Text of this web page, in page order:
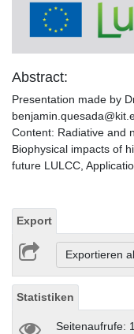
Abstract:
Presentation made by
Content: Radiative and
Biophysical impacts of
future LULCC,
Export
Exportieren
Statistiken
Seitenaufrufe: